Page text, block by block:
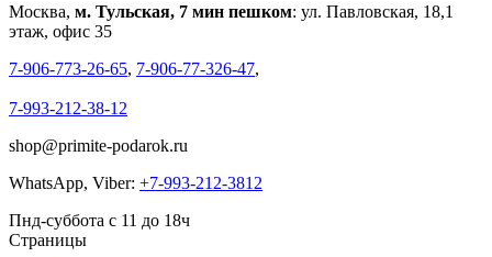
Москва, м. Тульская, 7 мин пешком: ул. Павловская, 18,1
этаж, офис 35
7-906-773-26-65, 7-906-77-326-47,
7-993-212-38-12
shop@primite-podarok.ru
WhatsApp, Viber: +7-993-212-3812
Пнд-суббота с 11 до 18ч
Страницы